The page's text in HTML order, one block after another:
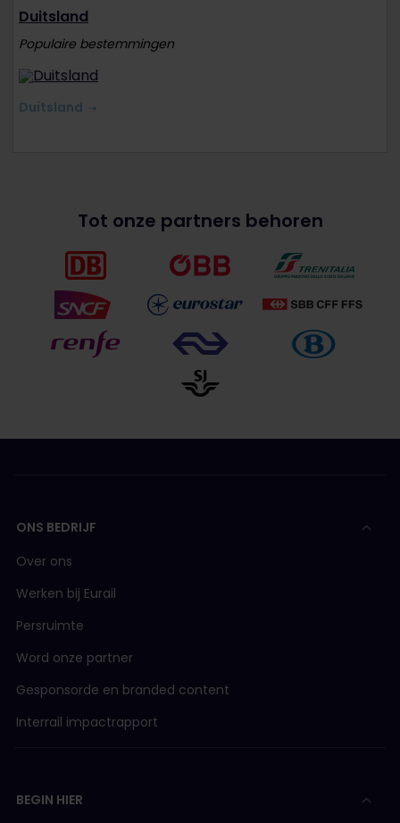
Duitsland
Populaire bestemmingen
Duitsland
Tot onze partners behoren
ONS BEDRIJF
Over ons
Werken bij Eurail
Persruimte
Word onze partner
Gesponsorde en branded content
Interrail impactrapport
BEGIN HIER